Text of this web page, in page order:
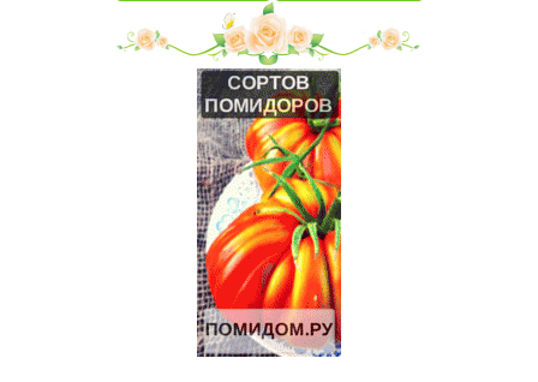
Продается Сельскохозяйственный производственный комплекс.
230 Га под дачное строительство, 63 км от Москвы.
Инкубационное яйцо продаю
Советский тяжеловозный жеребец 6 лет
хочу приобрести инкубационное яйцо
Продается 72 Га сельхоз. земли в Чеховском районе
гусята Легарт Датский
гусята Крупная серая-Борковские(украинская)
6 Га под КФХ в Тарусском районе 130 км от Москвы
Гусята крупная серая
Обмен вислобрюхого хрячка на свинку
Участок 23 Га сельхозназначения 100 км от Москвы